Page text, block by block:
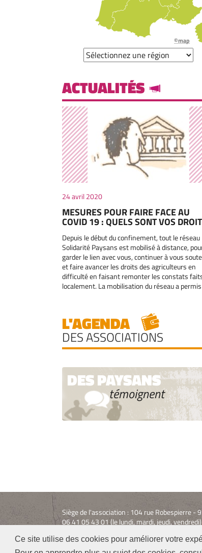
Ce site utilise des cookies pour améliorer votre
©map
ACTUALITÉS
24 avril 2020
MESURES POUR FAIRE FACE AU
COVID 19 : QUELS SONT VOS
Depuis le début du confinement, tout le réseau
Solidarité Paysans est mobilisé à distance,
garder le lien avec vous, continuer à vous
et faire avancer les droits des agriculteurs en
difficulté en faisant remonter les constats
localement. La mobilisation du réseau a
L'AGENDA
DES ASSOCIATIONS
DES PAYSANS
témoignent
Siège de l'association : 104 rue Robespierre -
06 41 05 43 01 (le lundi, mardi, jeudi, vendredi)